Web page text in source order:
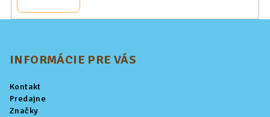
INFORMÁCIE PRE VÁS
Kontakt
Predajne
Značky